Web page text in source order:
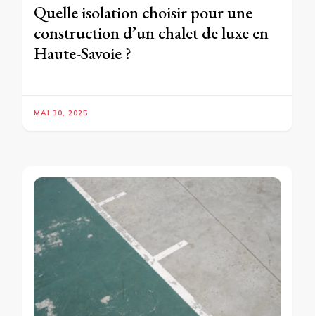
Quelle isolation choisir pour une
construction d’un chalet de luxe en
Haute-Savoie ?
MAI 30, 2025